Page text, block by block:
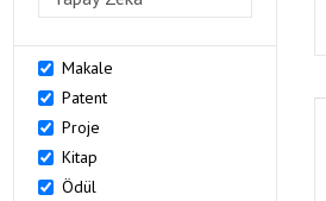
Makale
Patent
Proje
Kitap
Ödül